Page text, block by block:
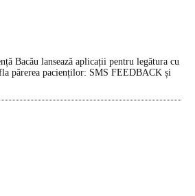
Bacău lansează aplicații pentru legătura cu
părerea pacienților: SMS FEEDBACK și